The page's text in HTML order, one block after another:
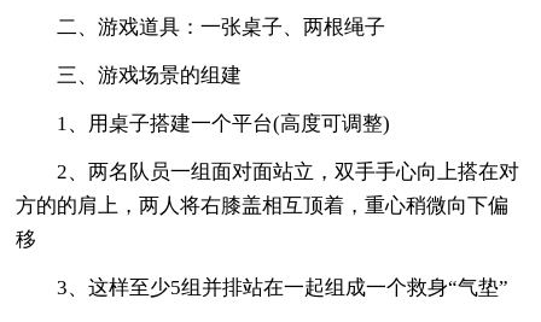
二、游戏道具：一张桌子、两根绳子
三、游戏场景的组建
1、用桌子搭建一个平台(高度可调整)
2、两名队员一组面对面站立，双手手心向上搭在对
方的的肩上，两人将右膝盖相互顶着，重心稍微向下偏
移
3、这样至少5组并排站在一起组成一个救身“气垫”